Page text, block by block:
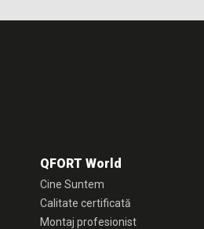
QFORT World
Cine Suntem
Calitate certificată
Montaj profesionist